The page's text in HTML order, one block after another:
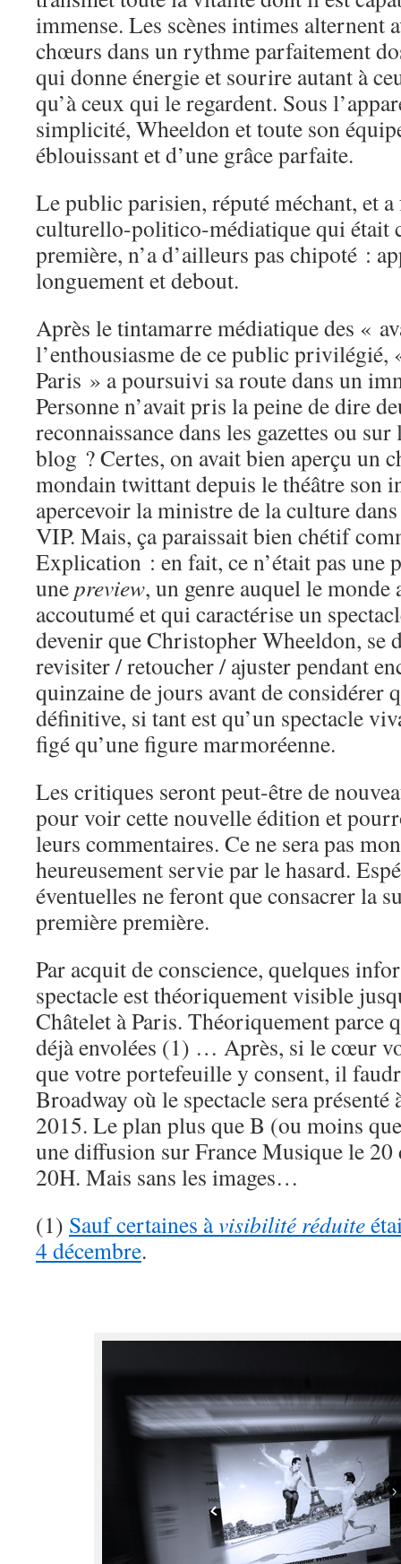
immense. Les scènes intimes alternent
chœurs dans un rythme parfaitement
qui donne énergie et sourire autant à
qu’à ceux qui le regardent. Sous
simplicité, Wheeldon et toute son
éblouissant et d’une grâce parfaite.
Le public parisien, réputé méchant, et
culturello-politico-médiatique qui était
première, n’a d’ailleurs pas chipoté :
longuement et debout.
Après le tintamarre médiatique des «
l’enthousiasme de ce public
Paris » a poursuivi sa route dans un
Personne n’avait pris la peine de dire
reconnaissance dans les gazettes ou
blog ? Certes, on avait bien aperçu un
mondain twittant depuis le théâtre son
apercevoir la ministre de la culture
VIP. Mais, ça paraissait bien chétif
Explication : en fait, ce n’était pas une
unepreview, un genre auquel le
accoutumé et qui caractérise un
devenir que Christopher Wheeldon, se
revisiter / retoucher / ajuster pendant
quinzaine de jours avant de considérer
définitive, si tant est qu’un spectacle
figé qu’une figure marmoréenne.
Les critiques seront peut-être de
pour voir cette nouvelle édition et
leurs commentaires. Ce ne sera pas
heureusement servie par le hasard.
éventuelles ne feront que consacrer la
première première.
Par acquit de conscience, quelques
spectacle est théoriquement visible
Châtelet à Paris. Théoriquement parce
déjà envolées (1) … Après, si le cœur
que votre portefeuille y consent, il
Broadway où le spectacle sera
2015. Le plan plus que B (ou moins
une diffusion sur France Musique le 20
20H. Mais sans les images…
(1) Sauf certaines àvisibilité réduite
4 décembre.